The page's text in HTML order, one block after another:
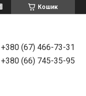
Кошик
+380 (67) 466-73-31
+380 (66) 745-35-95